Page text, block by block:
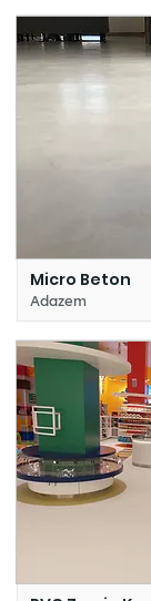
Micro Beton
Adazem